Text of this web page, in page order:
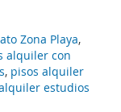
Zona Playa,
alquiler con
, pisos alquiler
estudios